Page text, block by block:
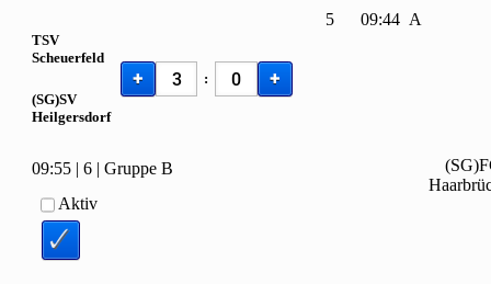
TSV
Scheuerfeld
(SG)SV
Heilgersdorf
+ : +
5 09:44 A
09:55 | 6 | Gruppe B
Aktiv